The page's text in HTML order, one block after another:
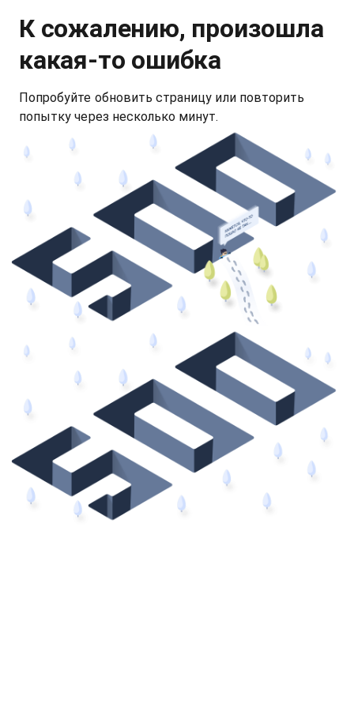
К сожалению, произошла
какая‑то ошибка
Попробуйте обновить страницу или повторить
попытку через несколько минут.